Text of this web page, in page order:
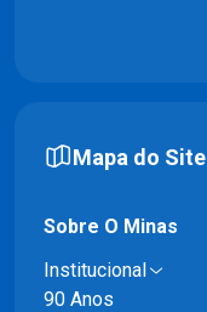
Mapa do Site
Sobre O Minas
Institucional
90 Anos